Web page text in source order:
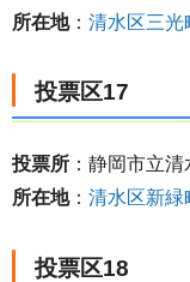
所在地： 清水区三光
投票区17
投票所 ：静岡市立
所在地： 清水区新緑
投票区18